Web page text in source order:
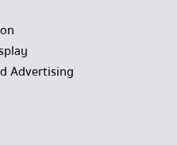
Advertising